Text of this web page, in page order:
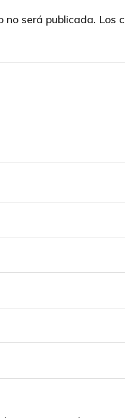
no será publicada. Los